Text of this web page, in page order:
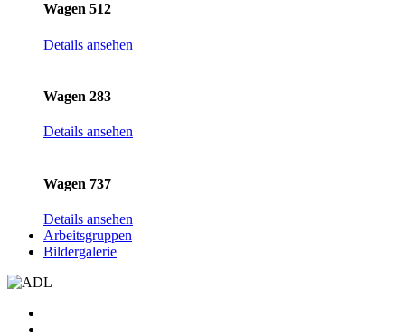
Wagen 512
Details ansehen
Wagen 283
Details ansehen
Wagen 737
Details ansehen
Arbeitsgruppen
Bildergalerie